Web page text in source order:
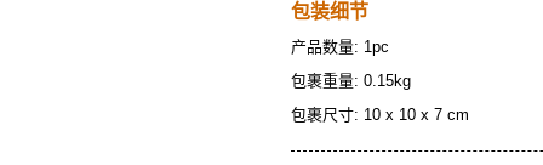
包装细节
产品数量: 1pc
包裹重量: 0.15kg
包裹尺寸: 10 x 10 x 7 cm